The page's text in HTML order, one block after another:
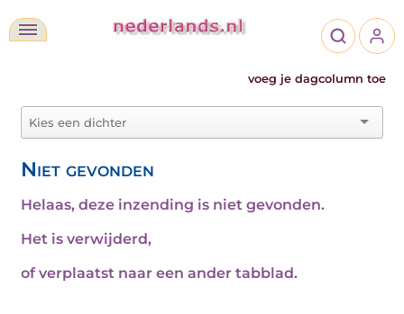
voeg je dagcolumn toe
Niet gevonden
Helaas, deze inzending is niet gevonden.
Het is verwijderd,
of verplaatst naar een ander tabblad.